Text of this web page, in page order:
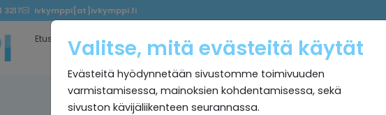
3217 ivkymppi[at]ivkymppi.fi
Etusivu Palvelumme
Ultrapuhdas
sisäilma
Kymppi
Kokemuksia Rekrytointi
Valitse, mitä evästeitä käytät
Evästeitä hyödynnetään sivustomme toimivuuden
varmistamisessa, mainoksien kohdentamisessa, sekä
sivuston kävijäliikenteen seurannassa.